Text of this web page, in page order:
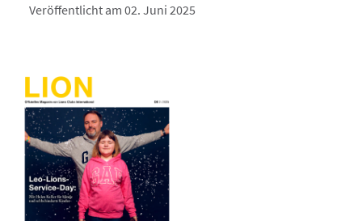
Veröffentlicht am 02. Juni 2025